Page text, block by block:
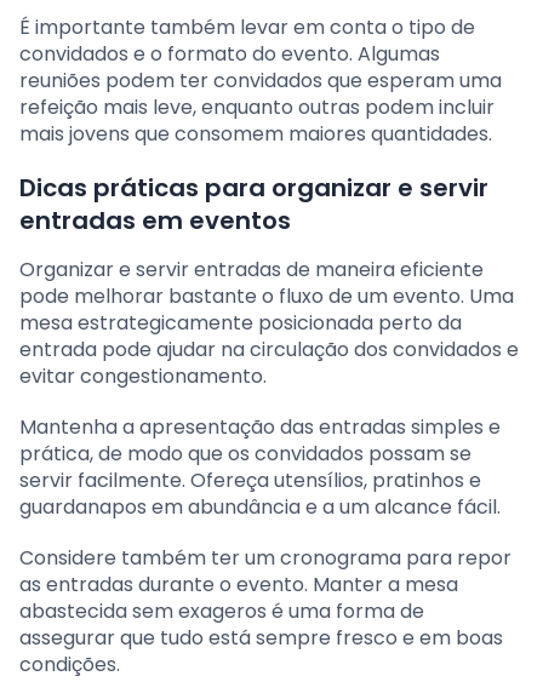
É importante também levar em conta o tipo de
convidados e o formato do evento. Algumas
reuniões podem ter convidados que esperam uma
refeição mais leve, enquanto outras podem incluir
mais jovens que consomem maiores quantidades.
Dicas práticas para organizar e servir
entradas em eventos
Organizar e servir entradas de maneira eficiente
pode melhorar bastante o fluxo de um evento. Uma
mesa estrategicamente posicionada perto da
entrada pode ajudar na circulação dos convidados e
evitar congestionamento.
Mantenha a apresentação das entradas simples e
prática, de modo que os convidados possam se
servir facilmente. Ofereça utensílios, pratinhos e
guardanapos em abundância e a um alcance fácil.
Considere também ter um cronograma para repor
as entradas durante o evento. Manter a mesa
abastecida sem exageros é uma forma de
assegurar que tudo está sempre fresco e em boas
condições.